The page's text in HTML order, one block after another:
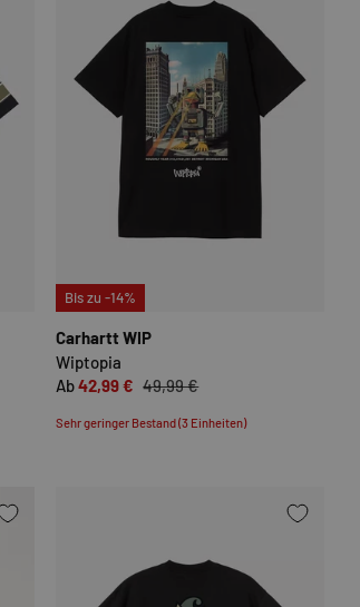
OPTIONEN AUSWÄHLEN
Bis zu -14%
Carhartt WIP
Wiptopia
Ab42,99 € 49,99 €
Sehr geringer Bestand (3 Einheiten)